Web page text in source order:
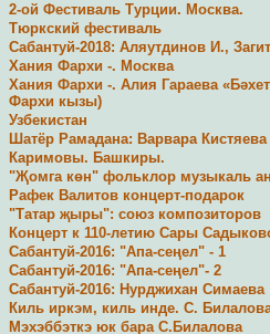
2-ой Фестиваль Турции. Москва.
Тюркский фестиваль
Сабантуй-2018: Аляутдинов И.,
Хания Фархи -. Москва
Хания Фархи -. Алия Гараева
Фархи кызы)
Узбекистан
Шатёр Рамадана: Варвара Кистяева
Каримовы. Башкиры.
"Җомга көн" фольклор музыкаль
Рафек Валитов концерт-подарок
"Татар җыры": союз композиторов
Концерт к 110-летию Сары
Сабантуй-2016: "Апа-сеңел" - 1
Сабантуй-2016: "Апа-сеңел"- 2
Сабантуй-2016: Нурджихан Симаева
Киль иркэм, киль инде. С.
Мэхэббэткэ юк бара С.Билалова